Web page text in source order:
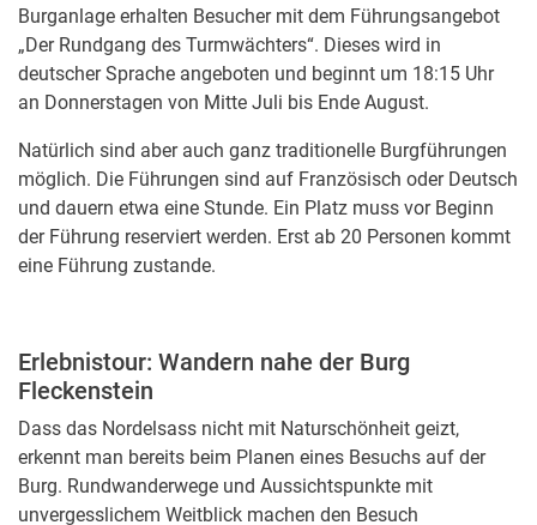
Burganlage erhalten Besucher mit dem Führungsangebot
„Der Rundgang des Turmwächters“. Dieses wird in
deutscher Sprache angeboten und beginnt um 18:15 Uhr
an Donnerstagen von Mitte Juli bis Ende August.
Natürlich sind aber auch ganz traditionelle Burgführungen
möglich. Die Führungen sind auf Französisch oder Deutsch
und dauern etwa eine Stunde. Ein Platz muss vor Beginn
der Führung reserviert werden. Erst ab 20 Personen kommt
eine Führung zustande.
Erlebnistour: Wandern nahe der Burg
Fleckenstein
Dass das Nordelsass nicht mit Naturschönheit geizt,
erkennt man bereits beim Planen eines Besuchs auf der
Burg. Rundwanderwege und Aussichtspunkte mit
unvergesslichem Weitblick machen den Besuch